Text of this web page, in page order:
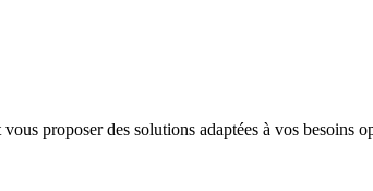
proposer des solutions adaptées à vos besoins